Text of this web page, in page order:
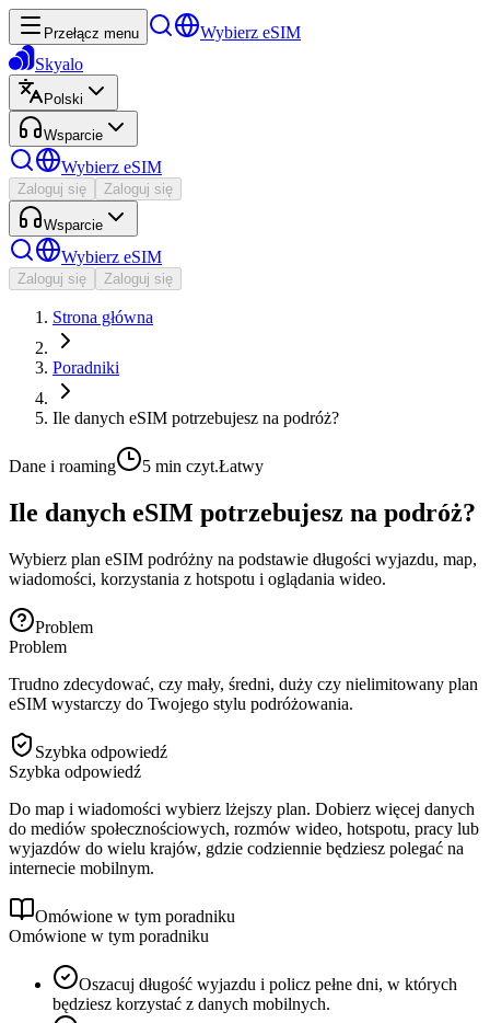
Przełącz menu
Wybierz eSIM
Skyalo
Polski
Wsparcie
Wybierz eSIM
Zaloguj się Zaloguj się
Wsparcie
Wybierz eSIM
Zaloguj się Zaloguj się
Strona główna
Poradniki
Ile danych eSIM potrzebujesz na podróż?
Dane i roaming 5 min czyt.Łatwy
Ile danych eSIM potrzebujesz na podróż?
Wybierz plan eSIM podróżny na podstawie długości wyjazdu, map,
wiadomości, korzystania z hotspotu i oglądania wideo.
Problem
Problem
Trudno zdecydować, czy mały, średni, duży czy nielimitowany plan
eSIM wystarczy do Twojego stylu podróżowania.
Szybka odpowiedź
Szybka odpowiedź
Do map i wiadomości wybierz lżejszy plan. Dobierz więcej danych
do mediów społecznościowych, rozmów wideo, hotspotu, pracy lub
wyjazdów do wielu krajów, gdzie codziennie będziesz polegać na
internecie mobilnym.
Omówione w tym poradniku
Omówione w tym poradniku
Oszacuj długość wyjazdu i policz pełne dni, w których
będziesz korzystać z danych mobilnych.